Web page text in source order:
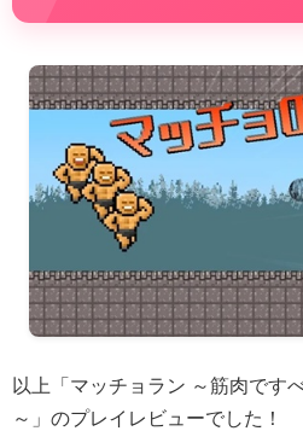
以上「マッチョラン ～筋肉です
～」のプレイレビューでした！